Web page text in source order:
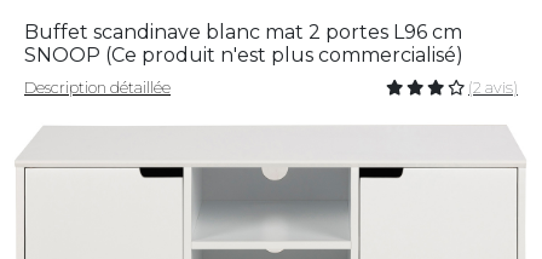
Buffet scandinave blanc mat 2 portes L96 cm
SNOOP (Ce produit n'est plus commercialisé)
Description détaillée (2 avis)